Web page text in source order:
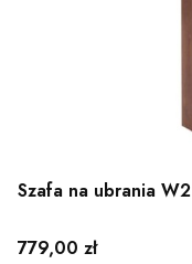
Szafa na ubrania W2
Cena
779,00 zł